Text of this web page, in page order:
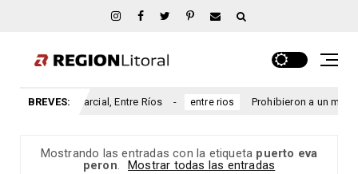
BREVES:
San Marcial, Entre Ríos entre rios Prohibieron a un municipio
Mostrando las entradas con la etiqueta puerto eva
peron. Mostrar todas las entradas